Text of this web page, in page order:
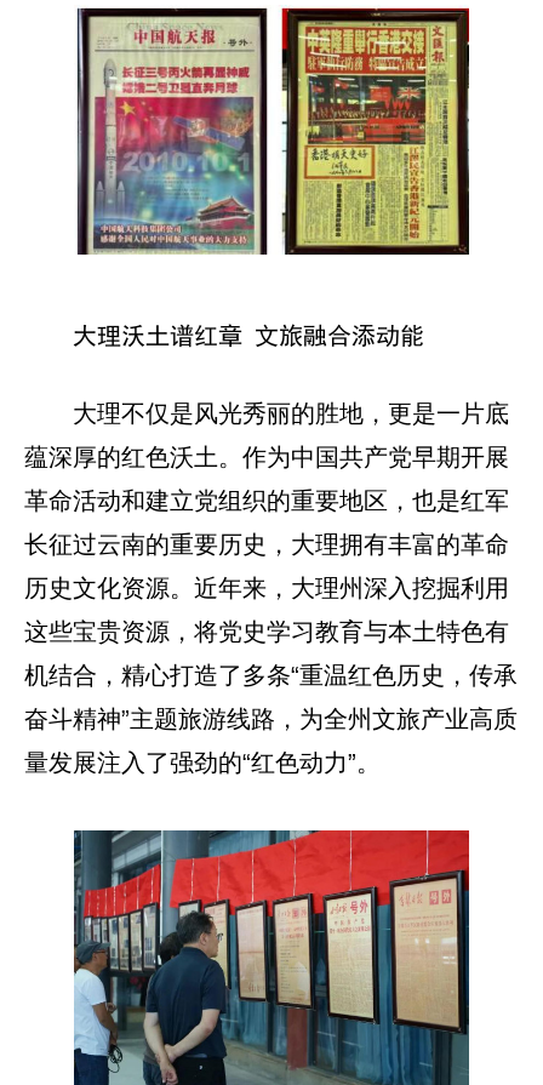
大理沃土谱红章 文旅融合添动能
大理不仅是风光秀丽的胜地，更是一片底
蕴深厚的红色沃土。作为中国共产党早期开展
革命活动和建立党组织的重要地区，也是红军
长征过云南的重要历史，大理拥有丰富的革命
历史文化资源。近年来，大理州深入挖掘利用
这些宝贵资源，将党史学习教育与本土特色有
机结合，精心打造了多条“重温红色历史，传承
奋斗精神”主题旅游线路，为全州文旅产业高质
量发展注入了强劲的“红色动力”。